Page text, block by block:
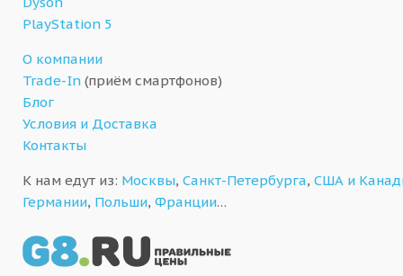
PlayStation 5
О компании
Trade-In (приём смартфонов)
Блог
Условия и Доставка
Контакты
К нам едут из: Москвы, Санкт-Петербурга, США и
Германии, Польши, Франции…